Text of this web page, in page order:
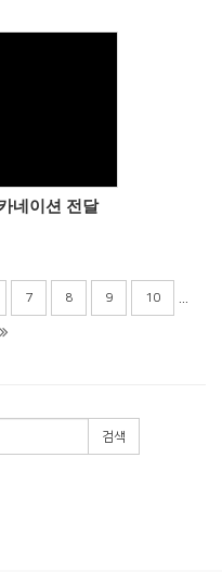
네이션 전달
7 8 9 10
검색